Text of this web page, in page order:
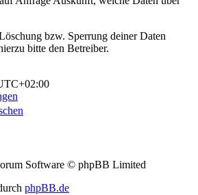
bzw. Sperrung deiner Daten
bitte den Betreiber.
Software © phpBB Limited
phpBB.de